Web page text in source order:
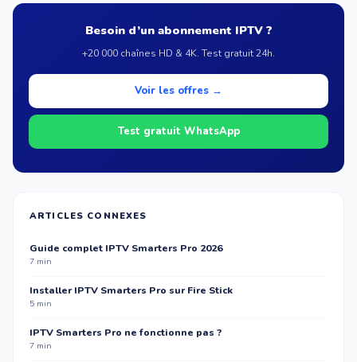
Besoin d’un abonnement IPTV ?
+20 000 chaînes HD & 4K. Test gratuit 24h.
Voir les offres →
Test gratuit WhatsApp
ARTICLES CONNEXES
Guide complet IPTV Smarters Pro 2026
7 min
Installer IPTV Smarters Pro sur Fire Stick
5 min
IPTV Smarters Pro ne fonctionne pas ?
7 min